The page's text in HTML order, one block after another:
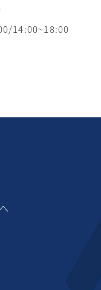
14:00~18:00